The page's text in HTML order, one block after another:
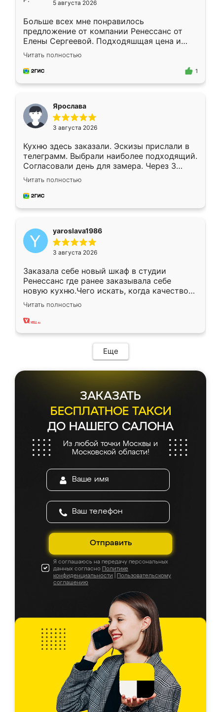
5 августа 2026
Больше всех мне понравилось
предложение от компании Ренессанс от
Елены Сергеевой. Подходяшщая цена и
короткие сроки изготовления. Приехавший
для замера сотрудник Владислав
предложил по моему эскизу самый
Читать полностью
1
Ярослава
3 августа 2026
Кухню здесь заказали. Эскизы прислали в
телеграмм. Выбрали наиболее подходящий.
Согласовали день для замера. Через 3
недели кухня была уже готова. Остались
довольны работой. Спасибо Ренессанс
мебель за качественную работу!
Читать полностью
yaroslava1986
3 августа 2026
Заказала себе новый шкаф в студии
Ренессанс где ранее заказывала себе
новую кухню.Чего искать, когда качеством
вполне довольна. Служит кухня уже почти
два года, нареканий нет.
Читать полностью
Еще
ЗАКАЗАТЬ
БЕСПЛАТНОЕ ТАКСИ
ДО НАШЕГО САЛОНА
Из любой точки Москвы и
Московской области!
Отправить
Я соглашаюсь на передачу персональных
данных согласно Политике
конфиденциальности
Пользовательскому
соглашению